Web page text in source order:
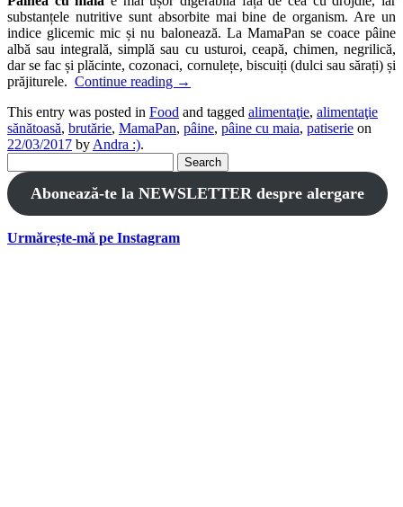
substanțele nutritive sunt absorbite mai bine de organism. Are un
indice glicemic mic și nu balonează. La MamaPan se coace pâine
albă sau integrală, simplă sau cu usturoi, ceapă, chimen, negrilică,
dar se fac și plăcinte, cozonaci, cornulețe, biscuiți (dulci sau sărați) și
prăjiturele. Continue reading →
This entry was posted in Food and tagged alimentaţie, alimentaţie
sănătoasă, brutărie, MamaPan, pâine, pâine cu maia, patiserie on
22/03/2017 by Andra :).
for:
Abonează-te la NEWSLETTER despre alergare
Urmărește-mă pe Instagram